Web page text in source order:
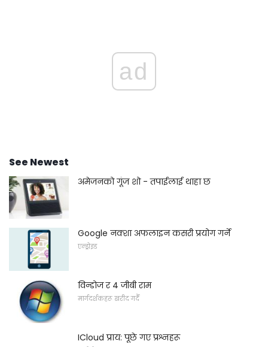
ad
See Newest
अमेजनको गूंज शो - तपाईलाई थाहा छ
Google नक्शा अफलाइन कसरी प्रयोग गर्ने
एन्ड्रोइड
विन्डोज र 4 जीबी राम
मार्गदर्शकहरू खरीद गर्दै
ICloud प्राय: पूछे गए प्रश्नहरू